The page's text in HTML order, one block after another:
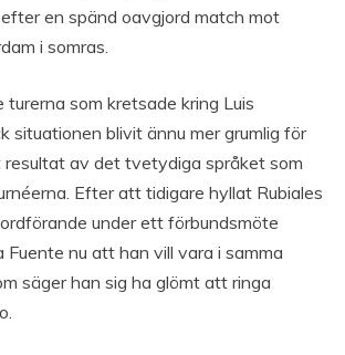
en spänd oavgjord match mot
i somras.
som kretsade kring Luis
situationen blivit ännu mer grumlig för
resultat av det tvetydiga språket som
Efter att tidigare hyllat Rubiales
under ett förbundsmöte
Fuente nu att han vill vara i samma
säger han sig ha glömt att ringa